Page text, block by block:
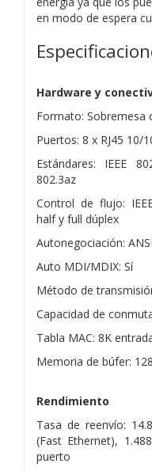
en modo de espera
Hardware y
Formato: Sobremesa
Puertos: 8 x RJ45 10/
Estándares: IEEE
802.3az
Control de flujo:
half y full dúplex
Autonegociación:
Auto MDI/MDIX: Sí
Método de
Capacidad de
Tabla MAC: 8K
Memoria de búfer:
Rendimiento
Tasa de reenvío:
(Fast Ethernet),
puerto